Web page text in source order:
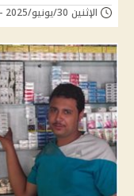
الإثنين 30/يونيو/2025 - 06:29 م